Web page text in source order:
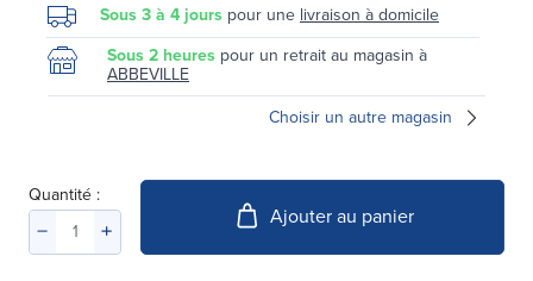
Sous 3 à 4 jours pour une livraison à domicile
Sous 2 heures pour un retrait au magasin à
ABBEVILLE
Choisir un autre magasin
Quantité :
Ajouter au panier